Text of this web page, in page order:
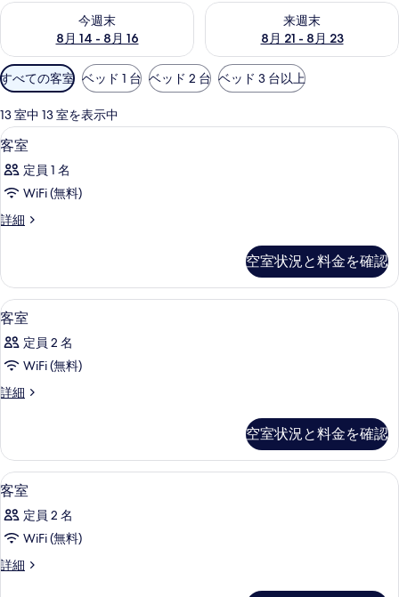
今週末
8月 14 - 8月 16
今週末 8月 14 - 8月 16 の空室状況をチェック
来週末
8月 21 - 8月 23
来週末 8月 21 - 8月 23 の空室
利
用
可
能
な
客
室
の
絞
み
条
件
すべての客室 ベッド 1 台 ベッド 2 台 ベッド 3 台以上
13 室中 13 室を表示中
客
室
の
べ
の
写
真
を
表
示
1
客室
定員 1 名
WiFi (無料)
詳細
客
細
空室状況と料金を確認
客
室
の
べ
の
写
真
を
表
示
1
客室
定員 2 名
WiFi (無料)
詳細
客
細
空室状況と料金を確認
客
室
の
べ
1
客室
定員 2 名
WiFi (無料)
詳細
客